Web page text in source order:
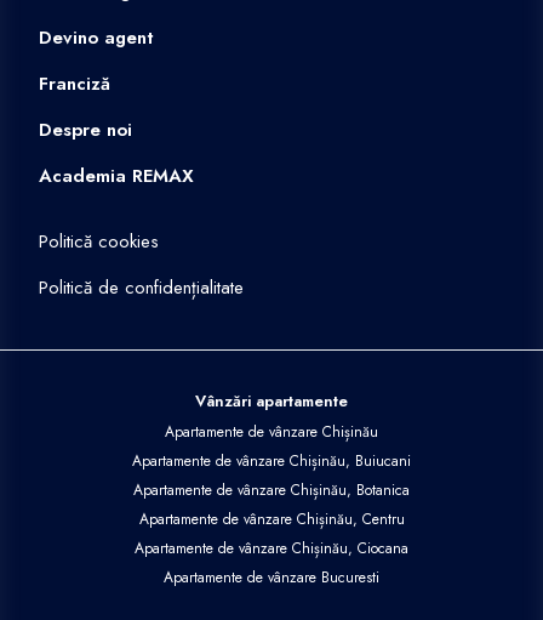
Devino agent
Franciză
Despre noi
Academia REMAX
Politică cookies
Politică de confidențialitate
Vânzări apartamente
Apartamente de vânzare Chișinău
Apartamente de vânzare Chișinău, Buiucani
Apartamente de vânzare Chișinău, Botanica
Apartamente de vânzare Chișinău, Centru
Apartamente de vânzare Chișinău, Ciocana
Apartamente de vânzare Bucuresti